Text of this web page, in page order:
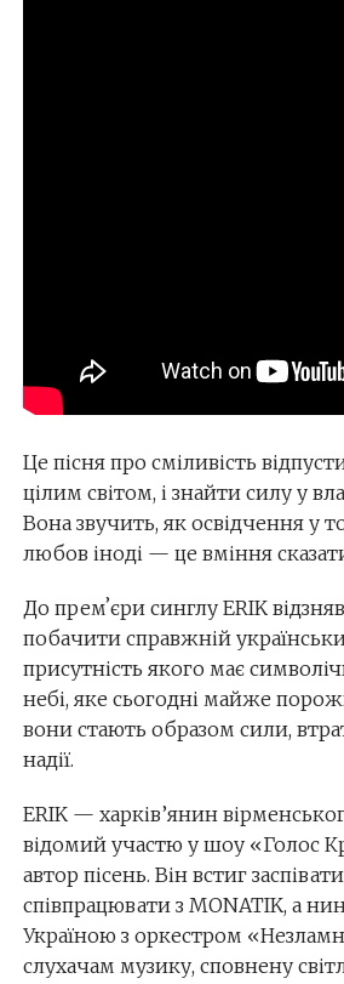
Це пісня про сміливість
цілим світом, і знайти силу у
Вона звучить, як освідчення у
любов іноді — це вміння
До премʼєри синглу ERIK
побачити справжній
присутність якого має
небі, яке сьогодні майже
вони стають образом сили,
надії.
ERIK — харків’янин
відомий участю у шоу «Голос
автор пісень. Він встиг
співпрацювати з MONATIK, а
Україною з оркестром
слухачам музику, сповнену